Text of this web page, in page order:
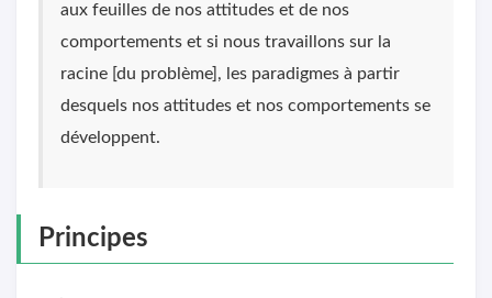
aux feuilles de nos attitudes et de nos
comportements et si nous travaillons sur la
racine [du problème], les paradigmes à partir
desquels nos attitudes et nos comportements se
développent.
Principes